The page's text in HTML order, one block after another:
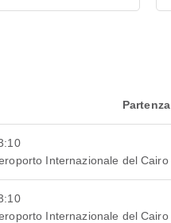
Partenza
Internazionale del Cairo
Internazionale del Cairo